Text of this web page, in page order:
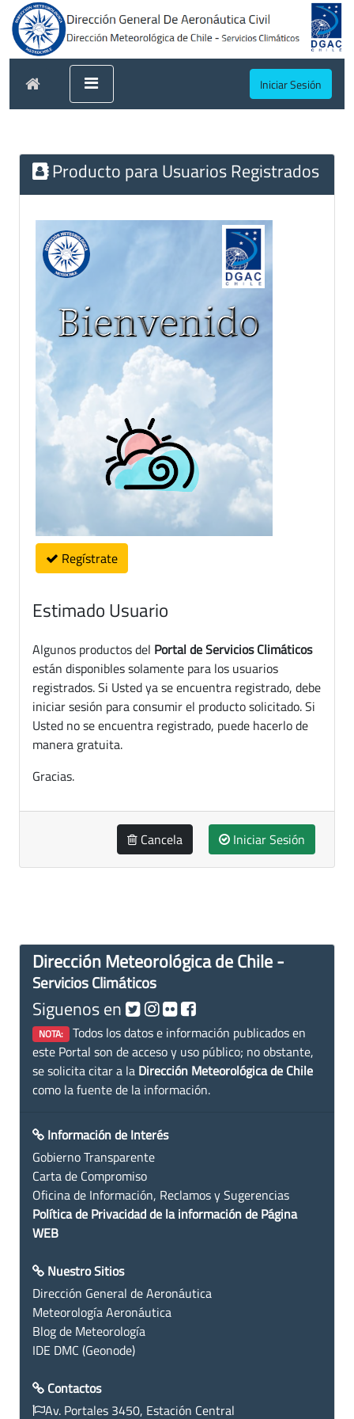
Iniciar Sesión
Producto para Usuarios Registrados
Regístrate
Estimado Usuario
Algunos productos del Portal de Servicios Climáticos
están disponibles solamente para los usuarios
registrados. Si Usted ya se encuentra registrado, debe
iniciar sesión para consumir el producto solicitado. Si
Usted no se encuentra registrado, puede hacerlo de
manera gratuita.
Gracias.
Cancela Iniciar Sesión
Dirección Meteorológica de Chile -
Servicios Climáticos
Siguenos en
NOTA: Todos los datos e información publicados en
este Portal son de acceso y uso público; no obstante,
se solicita citar a la Dirección Meteorológica de Chile
como la fuente de la información.
Información de Interés
Gobierno Transparente
Carta de Compromiso
Oficina de Información, Reclamos y Sugerencias
Política de Privacidad de la información de Página
WEB
Nuestro Sitios
Dirección General de Aeronáutica
Meteorología Aeronáutica
Blog de Meteorología
IDE DMC (Geonode)
Contactos
Av. Portales 3450, Estación Central